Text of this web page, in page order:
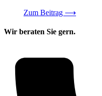
Zum Beitrag ⟶
Wir beraten Sie gern.